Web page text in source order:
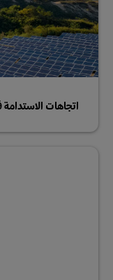
اتجاهات الاستدامة